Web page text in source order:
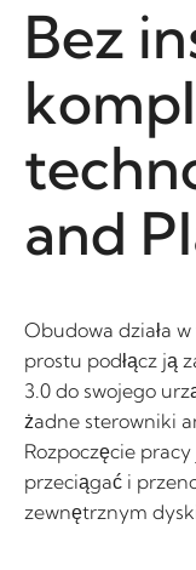
Bez
and
Obudowa działa
prostu podłącz ją
3.0 do swojego
żadne sterowniki
Rozpoczęcie
przeciągać i
zewnętrznym